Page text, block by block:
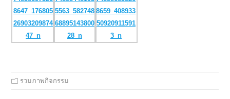
รวมภาพกิจกรรม